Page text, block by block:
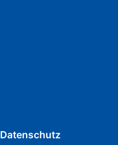
Datenschutz